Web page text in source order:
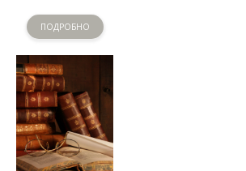
ПОДРОБНО